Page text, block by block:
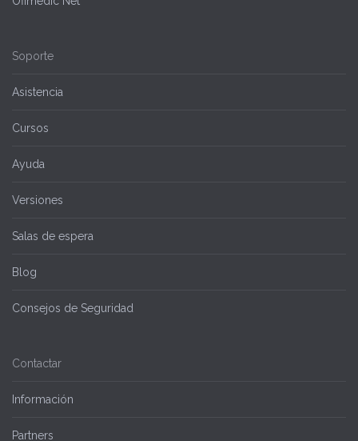
Soporte
Asistencia
Cursos
Ayuda
Versiones
Salas de espera
Blog
Consejos de Seguridad
Contactar
Información
Partners